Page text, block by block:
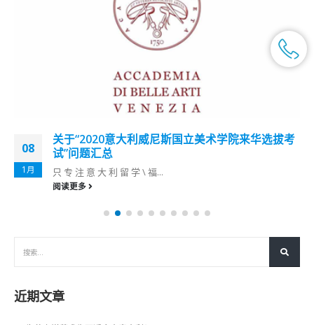
08
1月
关于“2020意大利威尼斯国立美术学院来华选拔考
试”问题汇总
只 专 注 意 大 利 留 学 \ 福...
阅读更多
近期文章